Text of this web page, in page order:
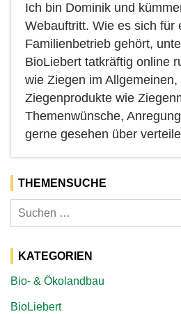
Ich bin Dominik und
Webauftritt. Wie es sich für
Familienbetrieb gehört,
BioLiebert tatkräftig online
wie Ziegen im
Ziegenprodukte wie
Themenwünsche,
gerne gesehen über
THEMENSUCHE
Suchen
nach:
KATEGORIEN
Bio- & Ökolandbau
BioLiebert